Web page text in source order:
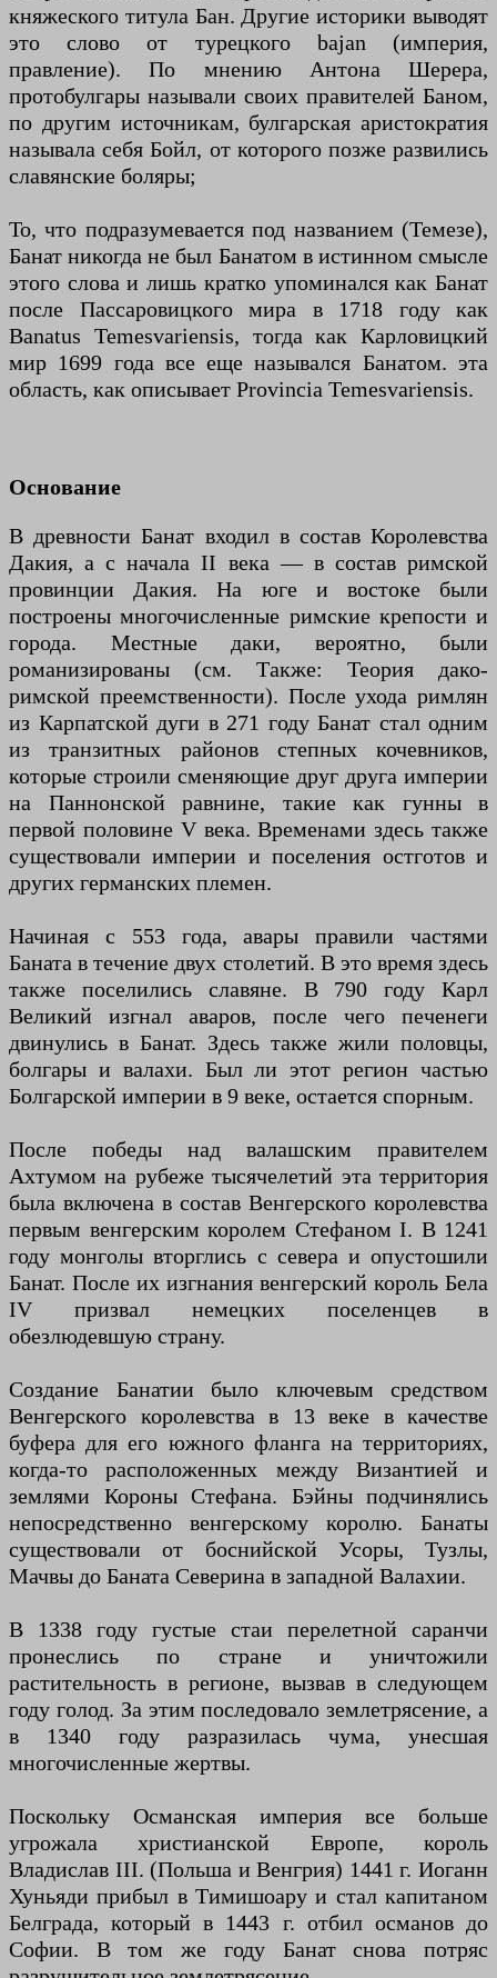
княжеского титула Бан. Другие историки выводят
это слово от турецкого bajan (империя,
правление). По мнению Антона Шерера,
протобулгары называли своих правителей Баном,
по другим источникам, булгарская аристократия
называла себя Бойл, от которого позже развились
славянские боляры;
То, что подразумевается под названием (Темезе),
Банат никогда не был Банатом в истинном смысле
этого слова и лишь кратко упоминался как Банат
после Пассаровицкого мира в 1718 году как
Banatus Temesvariensis, тогда как Карловицкий
мир 1699 года все еще назывался Банатом. эта
область, как описывает Provincia Temesvariensis.
Основание
В древности Банат входил в состав Королевства
Дакия, а с начала II века — в состав римской
провинции Дакия. На юге и востоке были
построены многочисленные римские крепости и
города. Местные даки, вероятно, были
романизированы (см. Также: Теория дако-
римской преемственности). После ухода римлян
из Карпатской дуги в 271 году Банат стал одним
из транзитных районов степных кочевников,
которые строили сменяющие друг друга империи
на Паннонской равнине, такие как гунны в
первой половине V века. Временами здесь также
существовали империи и поселения остготов и
других германских племен.
Начиная с 553 года, авары правили частями
Баната в течение двух столетий. В это время здесь
также поселились славяне. В 790 году Карл
Великий изгнал аваров, после чего печенеги
двинулись в Банат. Здесь также жили половцы,
болгары и валахи. Был ли этот регион частью
Болгарской империи в 9 веке, остается спорным.
После победы над валашским правителем
Ахтумом на рубеже тысячелетий эта территория
была включена в состав Венгерского королевства
первым венгерским королем Стефаном I. В 1241
году монголы вторглись с севера и опустошили
Банат. После их изгнания венгерский король Бела
IV призвал немецких поселенцев в
обезлюдевшую страну.
Создание Банатии было ключевым средством
Венгерского королевства в 13 веке в качестве
буфера для его южного фланга на территориях,
когда-то расположенных между Византией и
землями Короны Стефана. Бэйны подчинялись
непосредственно венгерскому королю. Банаты
существовали от боснийской Усоры, Тузлы,
Мачвы до Баната Северина в западной Валахии.
В 1338 году густые стаи перелетной саранчи
пронеслись по стране и уничтожили
растительность в регионе, вызвав в следующем
году голод. За этим последовало землетрясение, а
в 1340 году разразилась чума, унесшая
многочисленные жертвы.
Поскольку Османская империя все больше
угрожала христианской Европе, король
Владислав III. (Польша и Венгрия) 1441 г. Иоганн
Хуньяди прибыл в Тимишоару и стал капитаном
Белграда, который в 1443 г. отбил османов до
Софии. В том же году Банат снова потряс